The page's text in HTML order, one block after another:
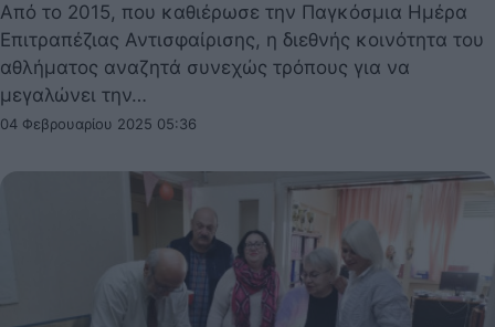
Από το 2015, που καθιέρωσε την Παγκόσμια Ημέρα
Επιτραπέζιας Αντισφαίρισης, η διεθνής κοινότητα του
αθλήματος αναζητά συνεχώς τρόπους για να
μεγαλώνει την…
04 Φεβρουαρίου 2025 05:36